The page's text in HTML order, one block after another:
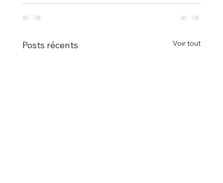
Posts récents Voir tout